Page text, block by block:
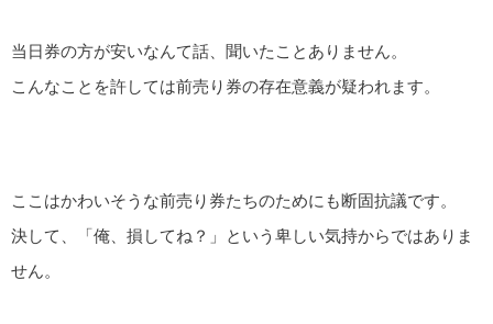
当日券の方が安いなんて話、聞いたことありません。
こんなことを許しては前売り券の存在意義が疑われます。
ここはかわいそうな前売り券たちのためにも断固抗議です。
決して、「俺、損してね？」という卑しい気持からではありま
せん。